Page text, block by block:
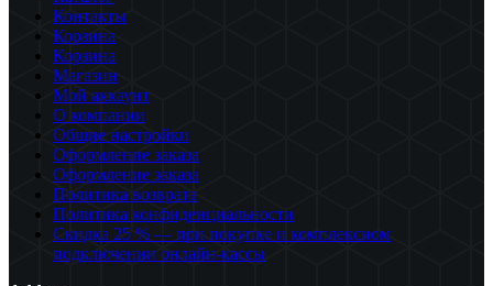
Контакты
Корзина
Корзина
Магазин
Мой аккаунт
О компании
Общие настройки
Оформление заказа
Оформление заказа
Политика возврата
Политика конфиденциальности
Скидка 25 % — при покупке и комплексном
подключении онлайн-кассы